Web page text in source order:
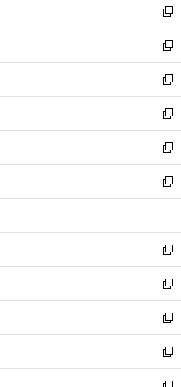
く
で
開
く
ド
ウ
で
開
く
ィ
ン
ド
ウ
で
開
く
い
ウ
ィ
ン
ド
ウ
で
開
く
新
し
い
ウ
ィ
ン
ド
ウ
で
開
く
新
し
い
ウ
ィ
ン
ド
ウ
で
開
新
し
い
ウ
ィ
ン
ド
ウ
開
く
新
し
い
ウ
ィ
ン
ウ
で
開
く
新
し
い
ウ
ン
ド
ウ
で
開
く
新
し
ウ
ィ
ン
ド
ウ
で
開
く
新
し
い
ウ
ィ
ン
ド
ウ
新
し
い
ウ
ィ
ン
新
し
い
ウ
新
し